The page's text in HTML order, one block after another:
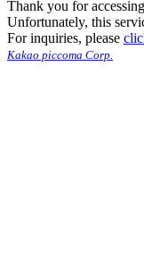
Thank you for
Unfortunately, this
For inquiries, please
Kakao piccoma Corp.